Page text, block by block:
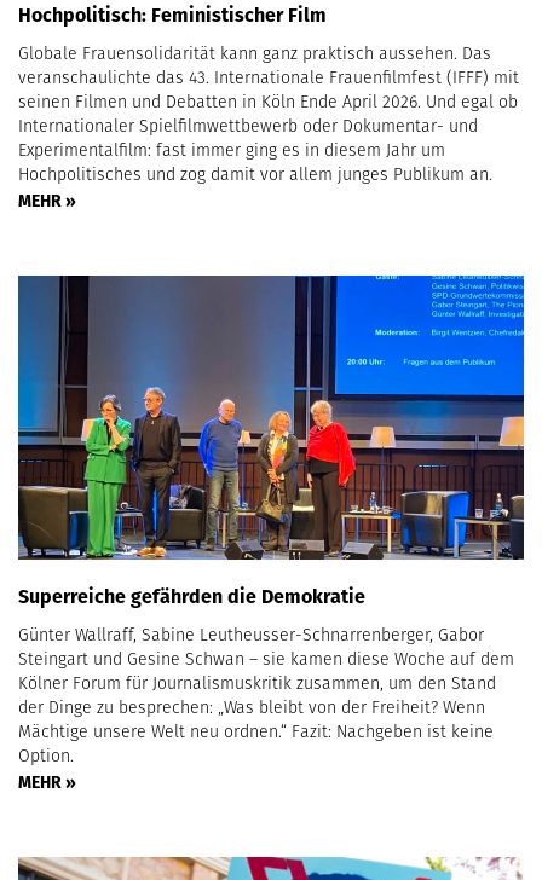
Hochpolitisch: Feministischer Film
Globale Frauensolidarität kann ganz praktisch aussehen. Das
veranschaulichte das 43. Internationale Frauenfilmfest (IFFF) mit
seinen Filmen und Debatten in Köln Ende April 2026. Und egal ob
Internationaler Spielfilmwettbewerb oder Dokumentar- und
Experimentalfilm: fast immer ging es in diesem Jahr um
Hochpolitisches und zog damit vor allem junges Publikum an.
MEHR »
Superreiche gefährden die Demokratie
Günter Wallraff, Sabine Leutheusser-Schnarrenberger, Gabor
Steingart und Gesine Schwan – sie kamen diese Woche auf dem
Kölner Forum für Journalismuskritik zusammen, um den Stand
der Dinge zu besprechen: „Was bleibt von der Freiheit? Wenn
Mächtige unsere Welt neu ordnen.“ Fazit: Nachgeben ist keine
Option.
MEHR »